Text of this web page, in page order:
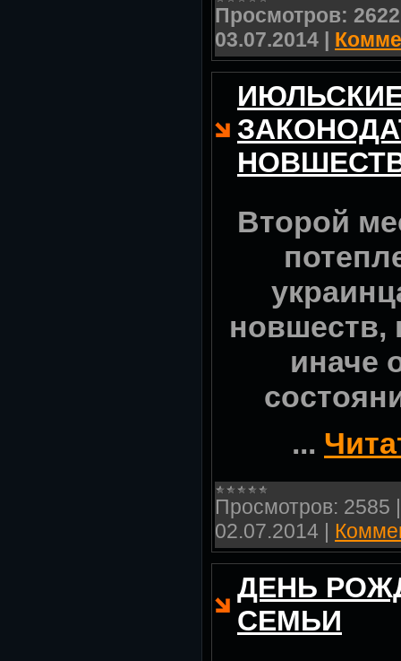
Просмотров: 2622
03.07.2014
Второй
новшеств,
иначе
...
Просмотров: 2585
02.07.2014
ДЕНЬ
СЕМЬИ